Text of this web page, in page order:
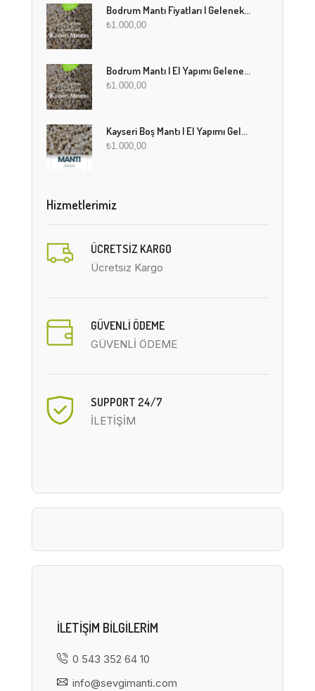
Bodrum Mantı Fiyatları | Geleneksel Türk Mantısı Online Sipariş
₺1.000,00
Bodrum Mantı | El Yapımı Geleneksel Mantı Lezzeti
₺1.000,00
Kayseri Boş Mantı | El Yapımı Geleneksel Fırınlanmış Mantı
₺1.000,00
Hizmetlerimiz
ÜCRETSIZ KARGO
Ücretsiz Kargo
GÜVENLİ ÖDEME
GÜVENLİ ÖDEME
SUPPORT 24/7
İLETİŞİM
ILETIŞIM BILGILERIM
0 543 352 64 10
info@sevgimanti.com